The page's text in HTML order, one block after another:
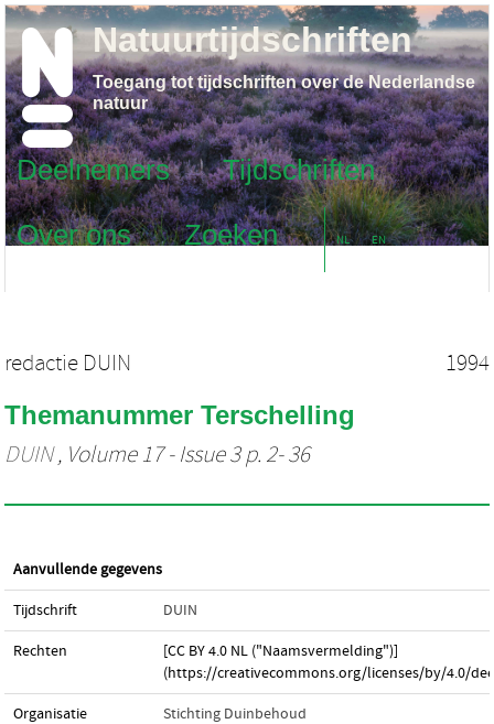
Deelnemers
Tijdschriften
Over ons
Zoeken NL EN
Natuurtijdschriften
Toegang tot tijdschriften over de Nederlandse
natuur
redactie DUIN 1994
Themanummer Terschelling
DUIN, Volume 17 - Issue 3 p. 2- 36
Aanvullende gegevens
Tijdschrift DUIN
Rechten
[CC BY 4.0 NL ("Naamsvermelding")]
(https://creativecommons.org/licenses/by/4.0/
Organisatie Stichting Duinbehoud